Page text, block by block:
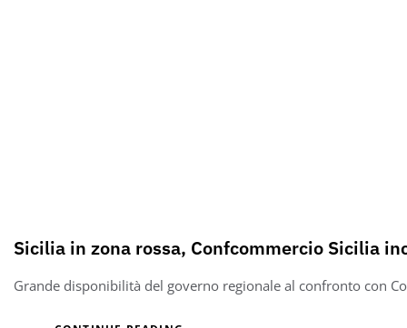
Sicilia in zona rossa, Confcommercio Sicilia
Grande disponibilità del governo regionale al confronto con